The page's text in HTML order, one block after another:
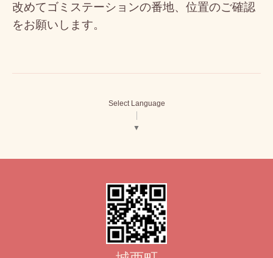
改めてゴミステーションの番地、位置のご確認
をお願いします。
Select Language
▼